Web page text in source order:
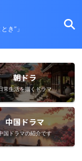
き”」
朝ドラ
常生活を描くドラマ
中国ドラマ
国ドラマの紹介です